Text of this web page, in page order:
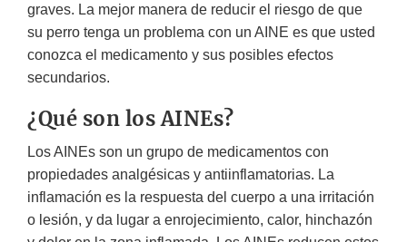
graves. La mejor manera de reducir el riesgo de que
su perro tenga un problema con un AINE es que usted
conozca el medicamento y sus posibles efectos
secundarios.
¿Qué son los AINEs?
Los AINEs son un grupo de medicamentos con
propiedades analgésicas y antiinflamatorias. La
inflamación es la respuesta del cuerpo a una irritación
o lesión, y da lugar a enrojecimiento, calor, hinchazón